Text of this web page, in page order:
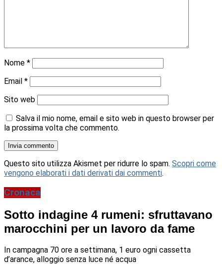
Nome *
Email *
Sito web
Salva il mio nome, email e sito web in questo browser per
la prossima volta che commento.
Questo sito utilizza Akismet per ridurre lo spam. Scopri come
vengono elaborati i dati derivati dai commenti.
Cronaca
Sotto indagine 4 rumeni: sfruttavano
marocchini per un lavoro da fame
In campagna 70 ore a settimana, 1 euro ogni cassetta
d’arance, alloggio senza luce né acqua